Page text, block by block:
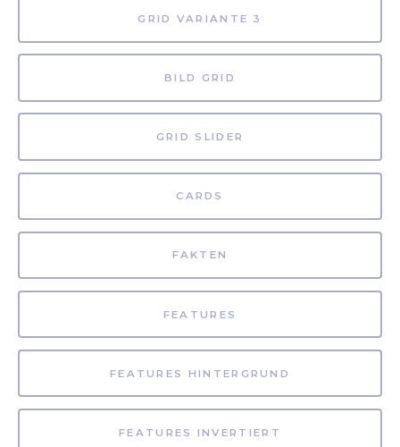
GRID VARIANTE 3
BILD GRID
GRID SLIDER
CARDS
FAKTEN
FEATURES
FEATURES HINTERGRUND
FEATURES INVERTIERT